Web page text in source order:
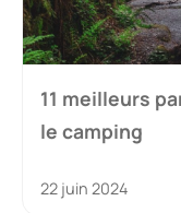
11 meilleurs
le camping
22 juin 2024